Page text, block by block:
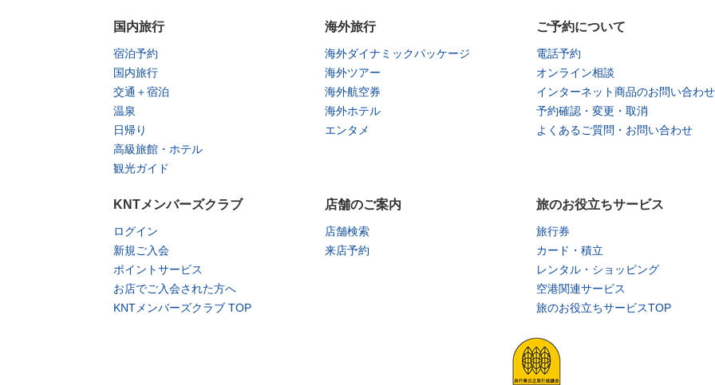
国内旅行
宿泊予約
国内旅行
交通＋宿泊
温泉
日帰り
高級旅館・ホテル
観光ガイド
海外旅行
海外ダイナミックパッケージ
海外ツアー
海外航空券
海外ホテル
エンタメ
ご予約について
電話予約
オンライン相談
インターネット商品のお問い合わせ
予約確認・変更・取消
よくあるご質問・お問い合わせ
KNTメンバーズクラブ
ログイン
新規ご入会
ポイントサービス
お店でご入会された方へ
KNTメンバーズクラブ TOP
店舗のご案内
店舗検索
来店予約
旅のお役立ちサービス
旅行券
カード・積立
レンタル・ショッピング
空港関連サービス
旅のお役立ちサービスTOP